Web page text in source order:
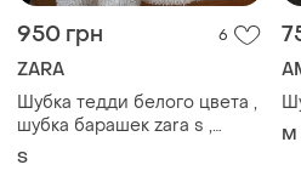
950 грн 6
ZARA
Шубка тедди белого цвета ,
шубка барашек zara s ,
длинная еко-шуба на зиму
S
M